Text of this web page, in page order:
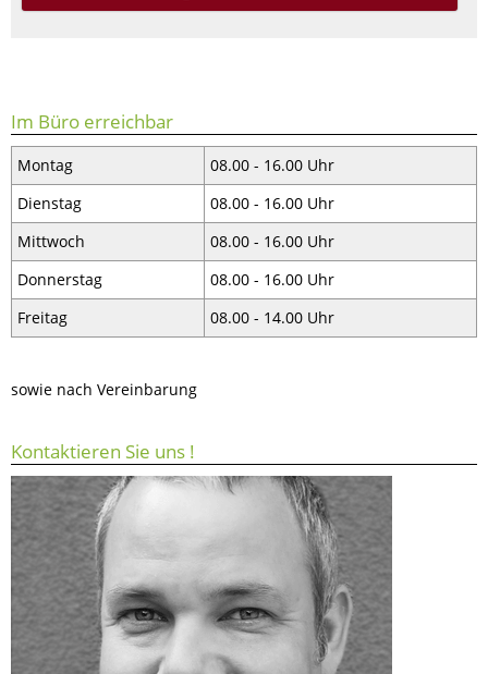
Im Büro erreichbar
Montag
08.00 - 16.00 Uhr
Dienstag
08.00 - 16.00 Uhr
Mittwoch
08.00 - 16.00 Uhr
Donnerstag
08.00 - 16.00 Uhr
Freitag
08.00 - 14.00 Uhr
sowie nach Vereinbarung
Kontaktieren Sie uns !